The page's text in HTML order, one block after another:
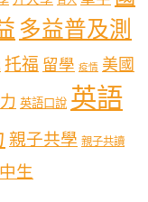
多益普及測
托福 留學 疫情 美國
英語口說 英語
親子共學 親子共讀
生